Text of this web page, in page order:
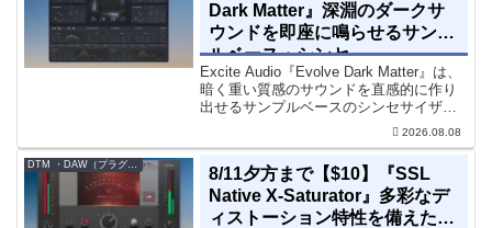
Dark Matter』深淵のダークサ
ウンドを即座に鳴らせるサンプ
ルベース・シンセ
Excite Audio『Evolve Dark Matter』は、
暗く重い質感のサウンドを直感的に作り
出せるサンプルベースのシンセサイザー
です。ダークD&Bやアトモスフェリッ
2026.08.08
8/11夕方まで【$10】『SSL
Native X-Saturator』多彩なデ
ィストーション特性を備えた多